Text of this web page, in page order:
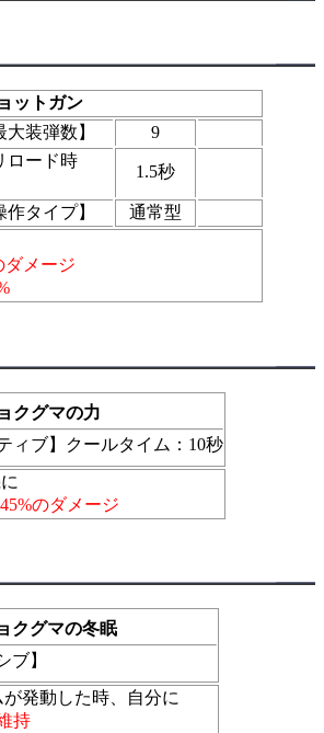
ットガン
大装弾数】
9
ロード時
1.5秒
作タイプ】
通常型
ダメージ
クグマの力
ィブ】
クールタイム：10秒
のダメージ
クグマの冬眠
ブ】
発動した時、自分に
持